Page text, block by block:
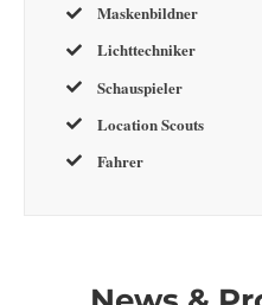
Maskenbildner
Lichttechniker
Schauspieler
Location Scouts
Fahrer